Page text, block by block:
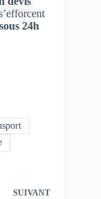
24h
SUIVANT